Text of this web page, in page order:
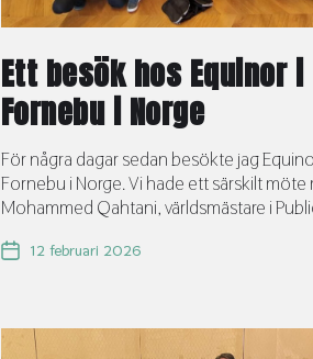
Ett besök hos Equinor i
Fornebu i Norge
För några dagar sedan besökte jag
Fornebu i Norge. Vi hade ett särskilt möte
Mohammed Qahtani, världsmästare i
12 februari 2026